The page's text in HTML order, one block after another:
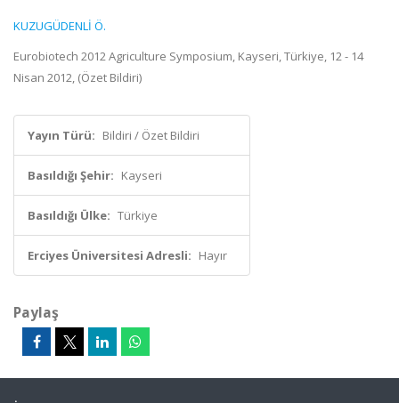
KUZUGÜDENLİ Ö.
Eurobiotech 2012 Agriculture Symposium, Kayseri, Türkiye, 12 - 14
Nisan 2012, (Özet Bildiri)
Yayın Türü: Bildiri / Özet Bildiri
Basıldığı Şehir: Kayseri
Basıldığı Ülke: Türkiye
Erciyes Üniversitesi Adresli: Hayır
Paylaş